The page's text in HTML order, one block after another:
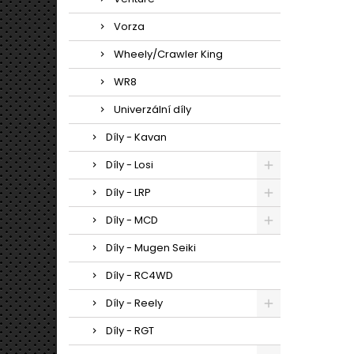
Vorza
Wheely/Crawler King
WR8
Univerzální díly
Díly - Kavan
Díly - Losi
Díly - LRP
Díly - MCD
Díly - Mugen Seiki
Díly - RC4WD
Díly - Reely
Díly - RGT